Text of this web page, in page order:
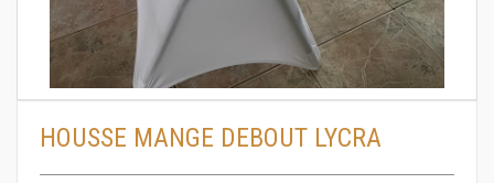
HOUSSE MANGE DEBOUT LYCRA